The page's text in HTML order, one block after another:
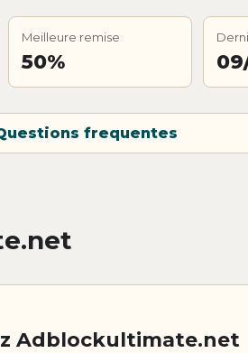
Meilleure remise
50%
frequentes
Adblockultimate.net